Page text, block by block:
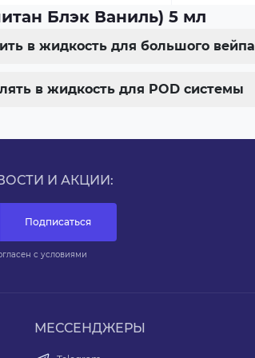
Блэк Ваниль) 5 мл
в жидкость для большого вейпа
в жидкость для POD системы
И АКЦИИ:
Подписаться
с условиями
МЕССЕНДЖЕРЫ